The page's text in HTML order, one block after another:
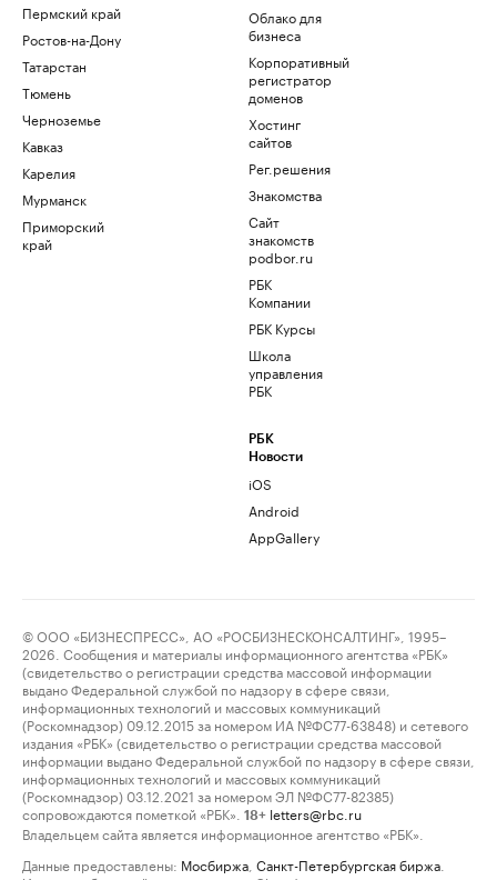
Пермский край
Ростов-на-Дону
Татарстан
Тюмень
Черноземье
Кавказ
Карелия
Мурманск
Приморский
край
Облако для
бизнеса
Корпоративный
регистратор
доменов
Хостинг
сайтов
Рег.решения
Знакомства
Сайт
знакомств
podbor.ru
РБК
Компании
РБК Курсы
Школа
управления
РБК
РБК
Новости
iOS
Android
AppGallery
© ООО «БИЗНЕСПРЕСС», АО «РОСБИЗНЕСКОНСАЛТИНГ», 1995–
2026. Сообщения и материалы информационного агентства «РБК»
(свидетельство о регистрации средства массовой информации
выдано Федеральной службой по надзору в сфере связи,
информационных технологий и массовых коммуникаций
(Роскомнадзор) 09.12.2015 за номером ИА №ФС77-63848) и сетевого
издания «РБК» (свидетельство о регистрации средства массовой
информации выдано Федеральной службой по надзору в сфере связи,
информационных технологий и массовых коммуникаций
(Роскомнадзор) 03.12.2021 за номером ЭЛ №ФС77-82385)
сопровождаются пометкой «РБК».
18+ letters@rbc.ru
Владельцем сайта является информационное агентство «РБК».
Данные предоставлены: Мосбиржа Санкт-Петербургская биржа